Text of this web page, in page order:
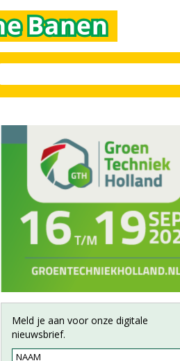
Meld je aan voor onze digitale
nieuwsbrief.